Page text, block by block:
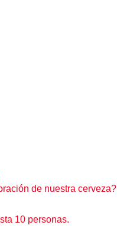
de nuestra cerveza?
10 personas.